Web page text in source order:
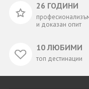
26 ГОДИНИ
и доказан опит
10 ЛЮБИМИ
топ дестинации